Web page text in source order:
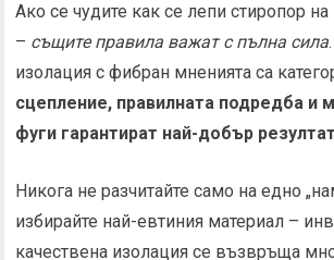
Ако се чудите как се лепи стиропор
– същите правила важат с пълна сила
изолация с фибран мненията са
сцепление, правилната подредба и
фуги гарантират най-добър
Никога не разчитайте само на едно
избирайте най-евтиния материал –
качествена изолация се възвръща